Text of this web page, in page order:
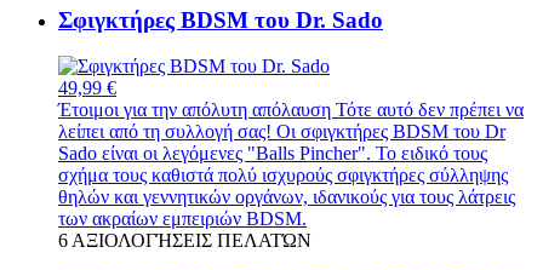
Σφιγκτήρες BDSM του Dr. Sado
49,99 €
Έτοιμοι για την απόλυτη απόλαυση Τότε αυτό δεν πρέπει να
λείπει από τη συλλογή σας! Οι σφιγκτήρες BDSM του Dr
Sado είναι οι λεγόμενες "Balls Pincher". Το ειδικό τους
σχήμα τους καθιστά πολύ ισχυρούς σφιγκτήρες σύλληψης
θηλών και γεννητικών οργάνων, ιδανικούς για τους λάτρεις
των ακραίων εμπειριών BDSM.
6ΑΞΙΟΛΟΓΉΣΕΙΣ ΠΕΛΑΤΏΝ